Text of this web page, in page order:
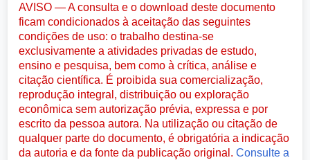
AVISO — A consulta e o download deste documento
ficam condicionados à aceitação das seguintes
condições de uso: o trabalho destina-se
exclusivamente a atividades privadas de estudo,
ensino e pesquisa, bem como à crítica, análise e
citação científica. É proibida sua comercialização,
reprodução integral, distribuição ou exploração
econômica sem autorização prévia, expressa e por
escrito da pessoa autora. Na utilização ou citação de
qualquer parte do documento, é obrigatória a indicação
da autoria e da fonte da publicação original.Consulte a